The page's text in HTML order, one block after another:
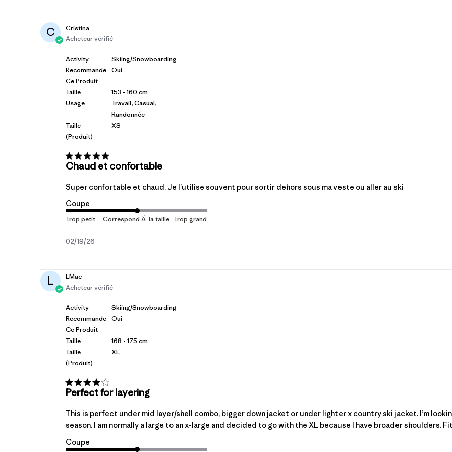
C
Cristina
Acheteur vérifié
Activity
Recommande
Ce Produit
Taille
Usage
Taille
(produit)
Skiing/Snowboarding
Oui
153 - 160 cm
Travail, Casual,
Randonnée
XS
Chaud et confortable
Super confortable et chaud. Je l’utilise souvent pour sortir dehors sous ma veste ou aller au ski
Coupe
02/19/26
L
LMac
Acheteur vérifié
Activity
Recommande
Ce Produit
Taille
Taille
(produit)
Skiing/Snowboarding
Oui
168 - 175 cm
XL
Perfect for layering
This is perfect under mid layer/shell combo, bigger down jacket or under lighter x country ski jacket. I’m
season. I am normally a large to an x-large and decided to go with the XL because I have broader shoulders.
Coupe